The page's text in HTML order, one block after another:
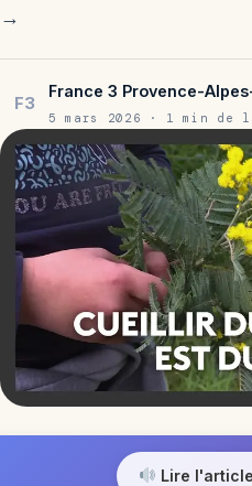
→
F3
France 3 Provence-
5 mars 2026 · 1 min de
Lire